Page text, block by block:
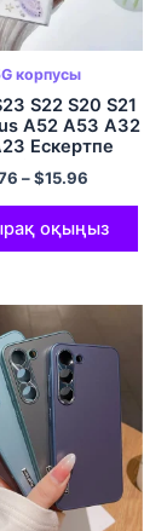
корпусы
S22 S20 S21
A52 A53 A32
Ескертпе
мөлдір
20 Жұмсақ
–$15.96
оқыңыз